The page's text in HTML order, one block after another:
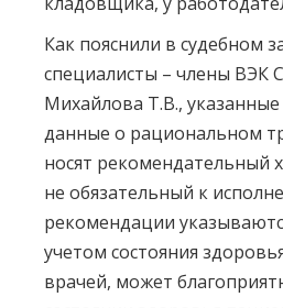
Как пояснили в судебном
специалисты – члены ВЭК
Михайлова Т.В.,
данные о рациональном
носят рекомендательный
не обязательный к
рекомендации
учетом состояния
врачей, может